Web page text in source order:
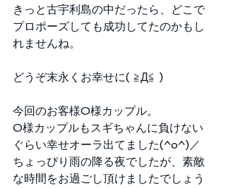
きっと古宇利島の中だったら、どこで
プロポーズしても成功してたのかもし
れませんね。
どうぞ末永くお幸せに( ≧Д≦ )
今回のお客様O様カップル。
O様カップルもスギちゃんに負けない
ぐらい幸せオーラ出てました(^o^)／
ちょっぴり雨の降る夜でしたが、素敵
な時間をお過ごし頂けましたでしょう